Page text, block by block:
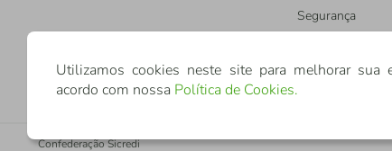
Segurança
Confederação Sicredi
Utilizamos cookies neste site para melhorar sua
acordo com nossa Política de Cookies.